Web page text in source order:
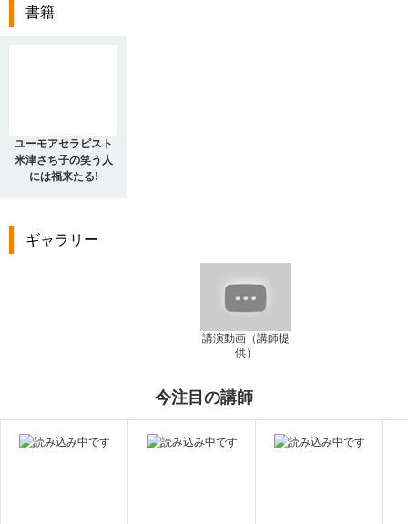
書籍
ユーモアセラピスト
米津さち子の笑う人
には福来たる!
ギャラリー
講演動画（講師提
供）
今注目の講師